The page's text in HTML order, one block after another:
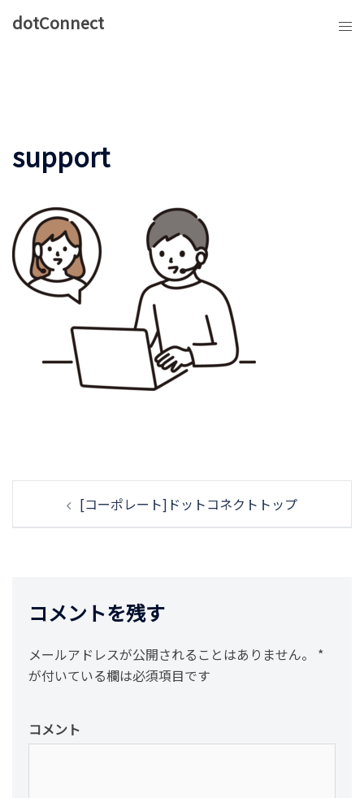
dotConnect
support
投
ナ
ン
[コーポレート]ドットコネクトトップ
コメントを残す
メールアドレスが公開されることはありません。
*
が付いている欄は必須項目です
コメント